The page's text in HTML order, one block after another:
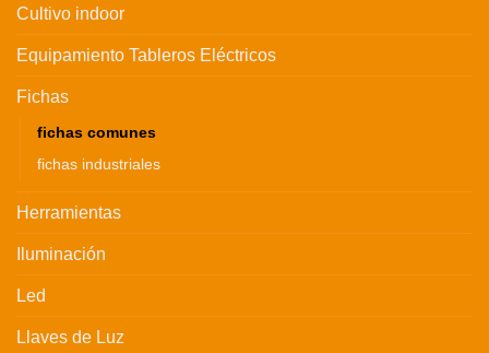
Cultivo indoor
Equipamiento Tableros Eléctricos
Fichas
fichas comunes
fichas industriales
Herramientas
Iluminación
Led
Llaves de Luz